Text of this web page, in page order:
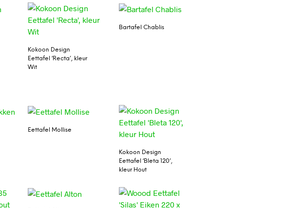
Kokoon Design
Eettafel ‘Recta’, kleur
Wit
Bartafel Chablis
Eettafel Mollise
Kokoon Design
Eettafel ‘Bleta 120’,
kleur Hout